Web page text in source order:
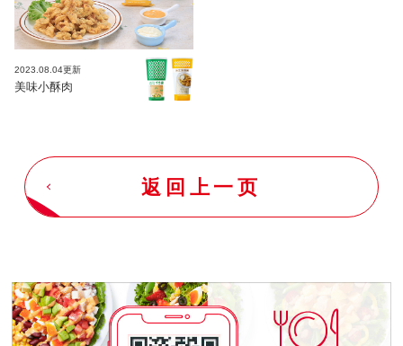
2023.08.04更新
美味小酥肉
返回上一页